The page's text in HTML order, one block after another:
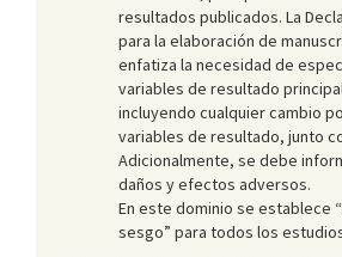
resultados publicados. La
para la elaboración de
enfatiza la necesidad de
variables de resultado
incluyendo cualquier cambio
variables de resultado, junto
Adicionalmente, se debe
daños y efectos adversos.
En este dominio se establece
sesgo” para todos los